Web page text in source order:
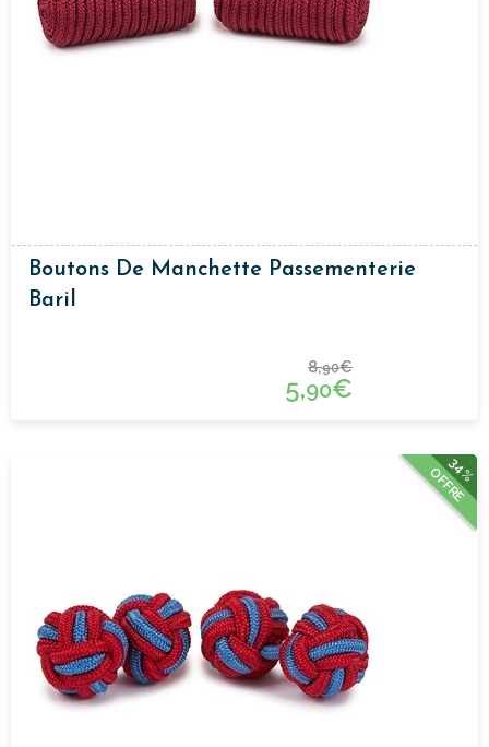
Boutons De Manchette Passementerie
Baril
8,90€
5,90€
34%
OFFRE